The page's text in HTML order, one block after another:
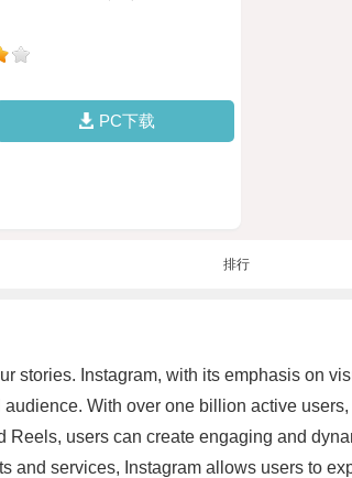
PC下载
排行
stories. Instagram, with its emphasis on
With over one billion active
users can create engaging and
and services, Instagram allows users to